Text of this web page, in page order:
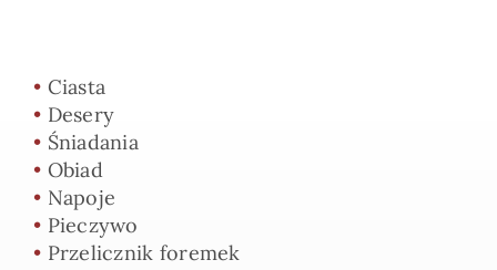
• Ciasta
• Desery
• Śniadania
• Obiad
• Napoje
• Pieczywo
• Przelicznik foremek